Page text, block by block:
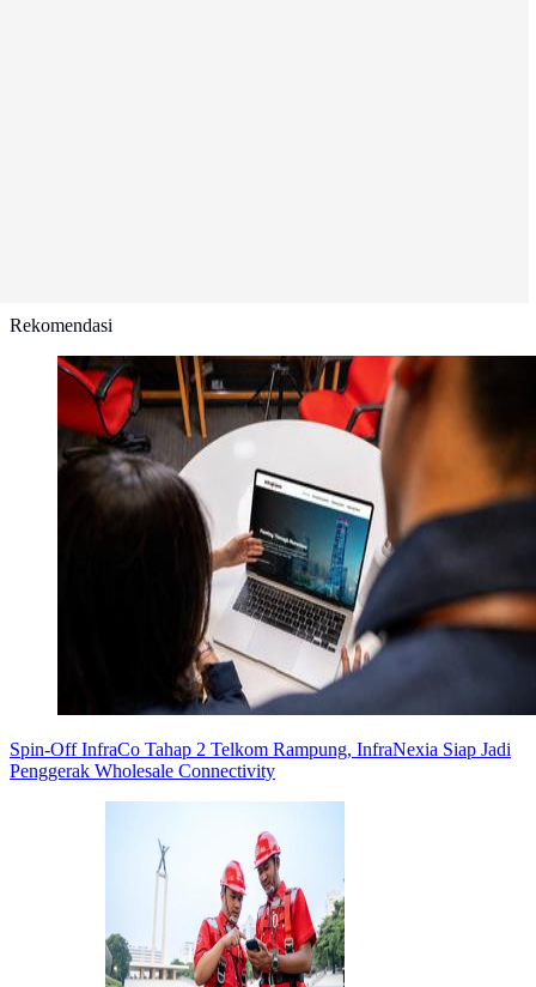
Rekomendasi
Spin-Off InfraCo Tahap 2 Telkom Rampung, InfraNexia Siap Jadi
Penggerak Wholesale Connectivity